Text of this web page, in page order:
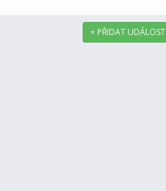
+ PŘIDAT UDÁLOST